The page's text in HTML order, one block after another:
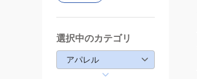
選択中のカテゴリ
アパレル